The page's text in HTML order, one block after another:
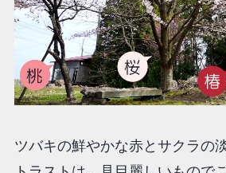
ツバキの鮮やかな赤とサクラの